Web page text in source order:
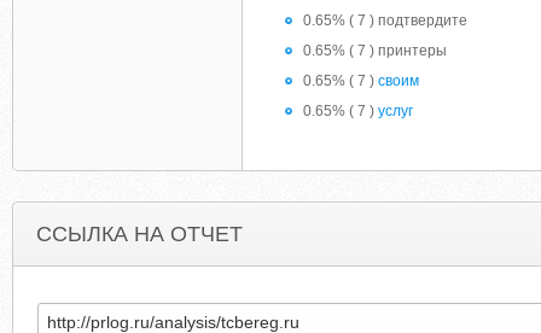
0.65% ( 7 ) подтвердите
0.65% ( 7 ) принтеры
0.65% ( 7 ) своим
0.65% ( 7 ) услуг
ССЫЛКА НА ОТЧЕТ